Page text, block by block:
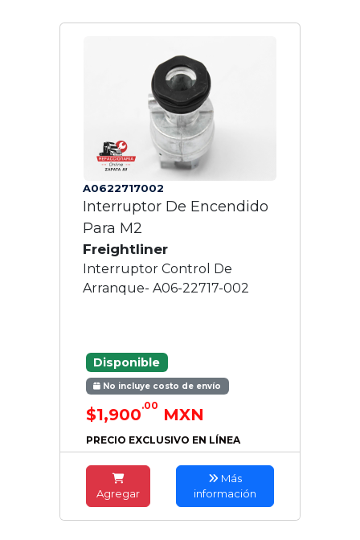
A0622717002
Interruptor De Encendido
Para M2
Freightliner
Interruptor Control De
Arranque- A06-22717-002
Disponible
No incluye costo de envío
$1,900.00 MXN
PRECIO EXCLUSIVO EN LÍNEA
Agregar
Más
información